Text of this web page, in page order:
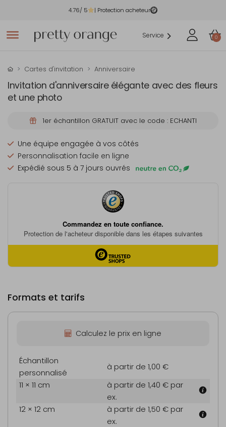
4.76/ 5 | Protection acheteur
Service 0
Cartes d'invitation Anniversaire
Invitation d'anniversaire élégante avec des fleurs
et une photo
1er échantillon GRATUIT avec le code : ECHANTI
Une équipe engagée à vos côtés
Personnalisation facile en ligne
Expédié sous 5 à 7 jours ouvrés
Formats et tarifs
Calculez le prix en ligne
Échantillon
personnalisé
à partir de 1,00 €
11 × 11 cm
à partir de 1,40 € par
ex.
12 × 12 cm
à partir de 1,50 € par
ex.